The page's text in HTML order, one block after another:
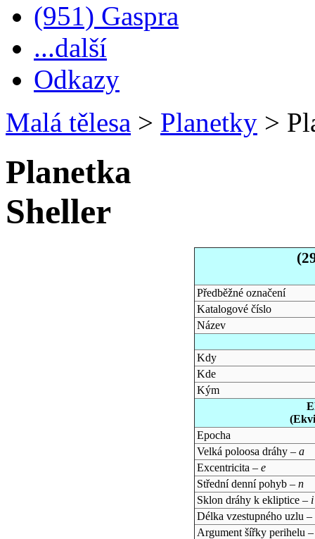
(951) Gaspra
...další
Odkazy
Malá tělesa > Planetky >
Planetka
Sheller
Předběžné označení
Katalogové číslo
Název
Kdy
Kde
Kým
Epocha
Velká poloosa dráhy – a
Excentricita – e
Střední denní pohyb – n
Sklon dráhy k ekliptice – i
Délka vzestupného uzlu –
Argument šířky perihelu